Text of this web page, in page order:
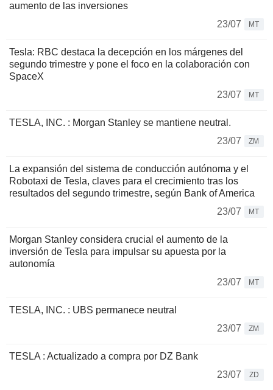
aumento de las inversiones
23/07
MT
Tesla: RBC destaca la decepción en los márgenes del
segundo trimestre y pone el foco en la colaboración con
SpaceX
23/07
MT
TESLA, INC. : Morgan Stanley se mantiene neutral.
23/07
ZM
La expansión del sistema de conducción autónoma y el
Robotaxi de Tesla, claves para el crecimiento tras los
resultados del segundo trimestre, según Bank of America
23/07
MT
Morgan Stanley considera crucial el aumento de la
inversión de Tesla para impulsar su apuesta por la
autonomía
23/07
MT
TESLA, INC. : UBS permanece neutral
23/07
ZM
TESLA : Actualizado a compra por DZ Bank
23/07
ZD